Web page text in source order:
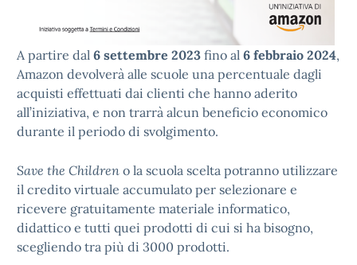
A partire dal 6 settembre 2023 fino al 6 febbraio 2024,
Amazon devolverà alle scuole una percentuale dagli
acquisti effettuati dai clienti che hanno aderito
all’iniziativa, e non trarrà alcun beneficio economico
durante il periodo di svolgimento.
Save the Children o la scuola scelta potranno utilizzare
il credito virtuale accumulato per selezionare e
ricevere gratuitamente materiale informatico,
didattico e tutti quei prodotti di cui si ha bisogno,
scegliendo tra più di 3000 prodotti.